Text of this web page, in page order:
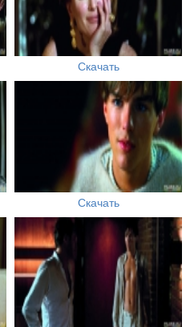
Скачать
Скачать